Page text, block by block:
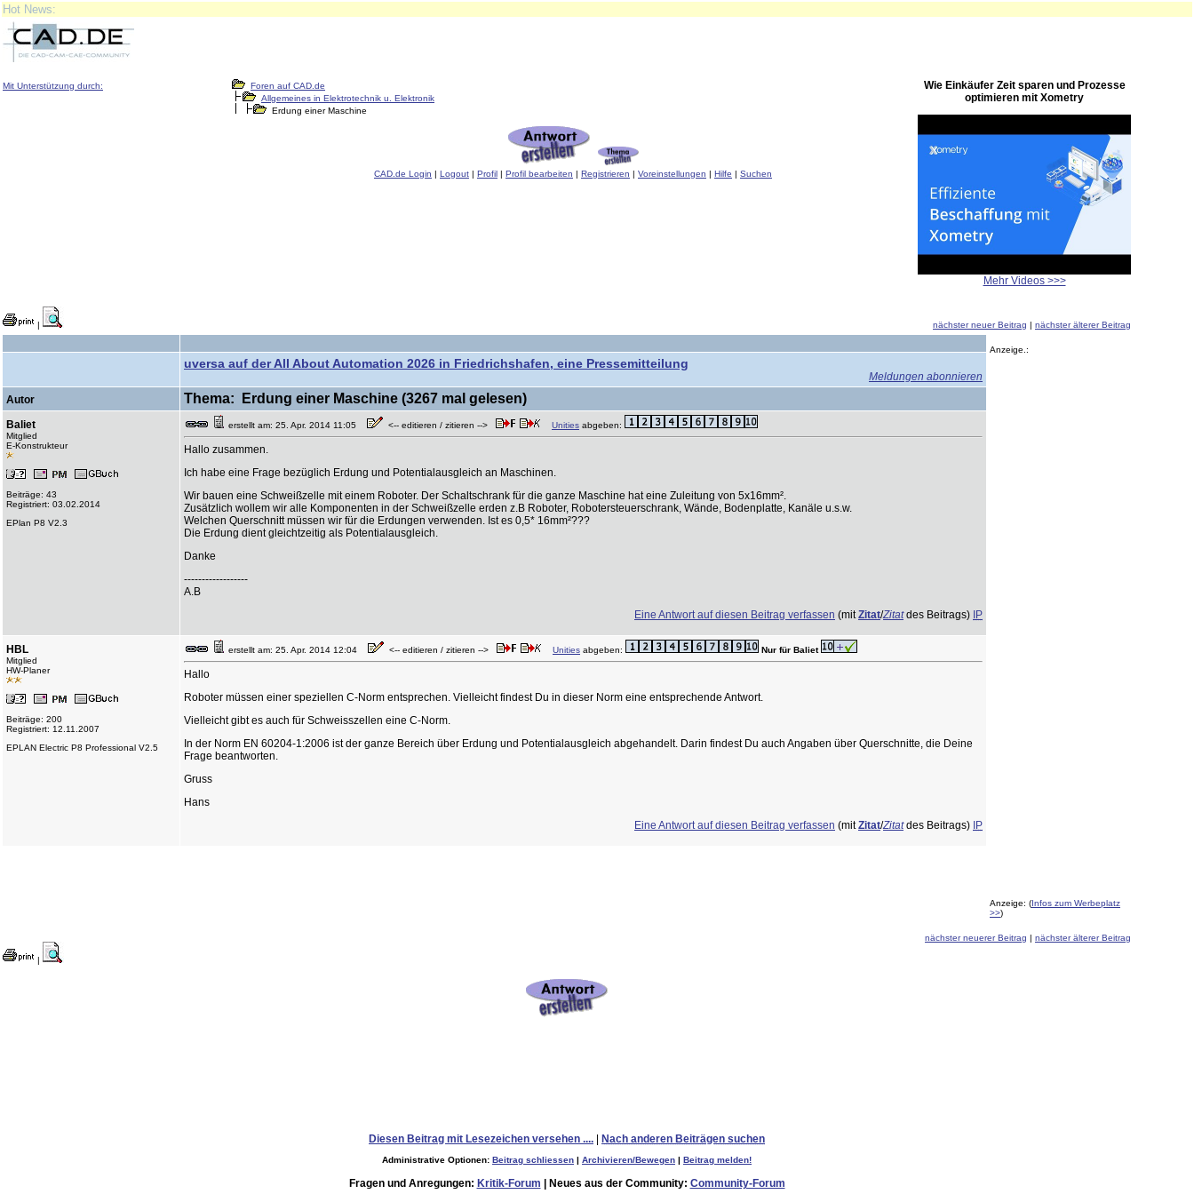
Hot News:
Mit Unterstützung durch:
Foren auf CAD.de
Allgemeines in Elektrotechnik u. Elektronik
Erdung einer Maschine
CAD.de Login | Logout | Profil | Profil bearbeiten | Registrieren | Voreinstellungen | Hilfe | Suchen
Wie Einkäufer Zeit sparen und Prozesse
optimieren mit Xometry
Mehr Videos >>>
| nächster neuer Beitrag | nächster älterer Beitrag
uversa auf der All About Automation 2026 in Friedrichshafen, eine Pressemitteilung
Meldungen abonnieren
Autor
Thema: Erdung einer Maschine (3267 mal gelesen)
Baliet
Mitglied
E-Konstrukteur
Beiträge: 43
Registriert: 03.02.2014
EPlan P8 V2.3
erstellt am: 25. Apr. 2014 11:05 <-- editieren / zitieren --> Unities abgeben:
Hallo zusammen.
Ich habe eine Frage bezüglich Erdung und Potentialausgleich an Maschinen.
Wir bauen eine Schweißzelle mit einem Roboter. Der Schaltschrank für die ganze Maschine hat eine Zuleitung von 5x16mm².
Zusätzlich wollem wir alle Komponenten in der Schweißzelle erden z.B Roboter, Robotersteuerschrank, Wände, Bodenplatte, Kanäle u.s.w.
Welchen Querschnitt müssen wir für die Erdungen verwenden. Ist es 0,5* 16mm²???
Die Erdung dient gleichtzeitig als Potentialausgleich.
Danke
------------------
A.B
Eine Antwort auf diesen Beitrag verfassen (mitZitat/Zitatdes Beitrags) IP
HBL
Mitglied
HW-Planer
Beiträge: 200
Registriert: 12.11.2007
EPLAN Electric P8 Professional V2.5
erstellt am: 25. Apr. 2014 12:04 <-- editieren / zitieren --> Unities abgeben: Nur für Baliet
Hallo
Roboter müssen einer speziellen C-Norm entsprechen. Vielleicht findest Du in dieser Norm eine entsprechende Antwort.
Vielleicht gibt es auch für Schweisszellen eine C-Norm.
In der Norm EN 60204-1:2006 ist der ganze Bereich über Erdung und Potentialausgleich abgehandelt. Darin findest Du auch Angaben über Querschnitte, die Deine
Frage beantworten.
Gruss
Hans
Eine Antwort auf diesen Beitrag verfassen (mitZitat/Zitatdes Beitrags) IP
Anzeige.:
Anzeige: (Infos zum Werbeplatz
>>)
|
nächster neuerer Beitrag | nächster älterer Beitrag
Diesen Beitrag mit Lesezeichen versehen .... Nach anderen Beiträgen suchen
Administrative Optionen: Beitrag schliessen | Archivieren/Bewegen | Beitrag melden!
Fragen und Anregungen: Kritik-Forum | Neues aus der Community: Community-Forum